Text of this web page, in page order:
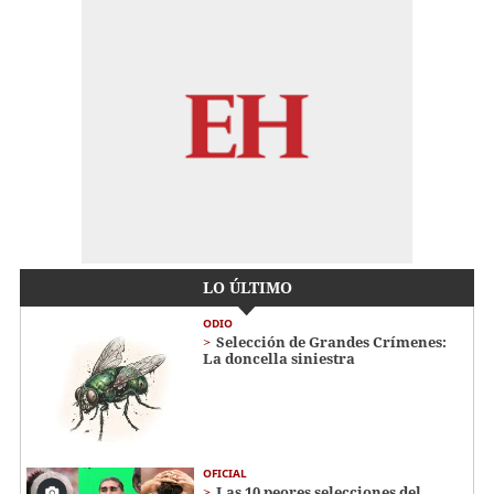
LO ÚLTIMO
ODIO
Selección de Grandes Crímenes:
La doncella siniestra
OFICIAL